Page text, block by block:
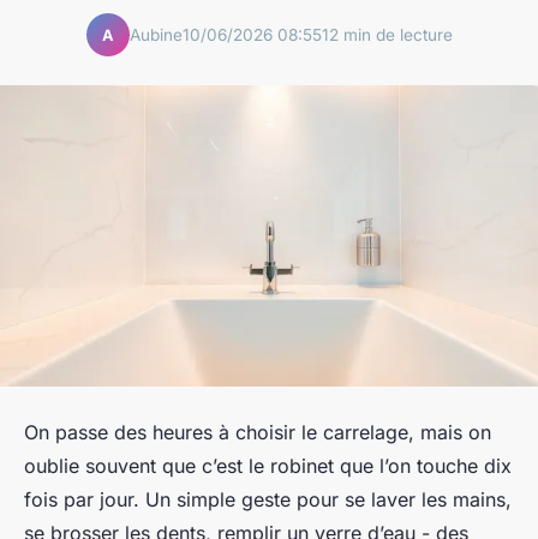
A Aubine10/06/2026 08:5512 min de lecture
On passe des heures à choisir le carrelage, mais on
oublie souvent que c’est le robinet que l’on touche dix
fois par jour. Un simple geste pour se laver les mains,
se brosser les dents, remplir un verre d’eau - des